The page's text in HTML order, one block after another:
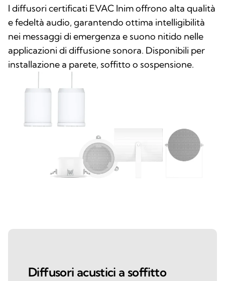
I diffusori certificati EVAC Inim offrono alta qualità
e fedeltà audio, garantendo ottima intelligibilità
nei messaggi di emergenza e suono nitido nelle
applicazioni di diffusione sonora. Disponibili per
installazione a parete, soffitto o sospensione.
Diffusori acustici a soffitto